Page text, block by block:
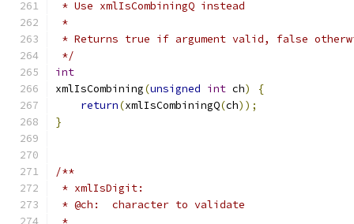
* Use xmlIsCombiningQ instead
*
* Returns true if argument valid, false
*/
int
xmlIsCombining(unsigned int ch)
{
return(xmlIsCombiningQ(ch));
}
/**
* xmlIsDigit:
* @ch:  character to validate
*